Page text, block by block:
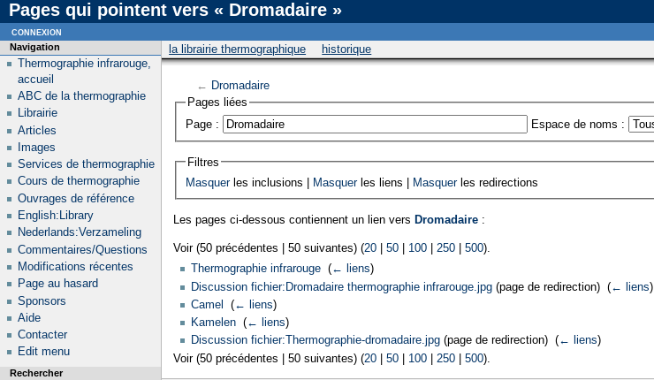
Pages qui pointent vers « Dromadaire »
la librairie thermographique historique
← Dromadaire
Pages liées
Page :
Espace de noms :
Filtres
Masquerles inclusions | Masquerles liens | Masquerles redirections
Les pages ci-dessous contiennent un lien vers Dromadaire :
Voir (50 précédentes | 50 suivantes) (20 50 100 250 500).
Thermographie infrarouge‎ (← liens)
Discussion fichier:Dromadaire thermographie infrarouge.jpg(page de redirection) ‎ (← liens)
Camel
(← liens)
Kamelen‎ (← liens)
Discussion fichier:Thermographie-dromadaire.jpg(page de redirection) ‎ (← liens)
Voir (50 précédentes | 50 suivantes) (20 | 50 | 100 | 250 | 500).
Navigation
Thermographie infrarouge,
accueil
ABC de la thermographie
Librairie
Articles
Images
Services de thermographie
Cours de thermographie
Ouvrages de référence
English:Library
Nederlands:Verzameling
Commentaires/Questions
Modifications récentes
Page au hasard
Sponsors
Aide
Contacter
Edit menu
Rechercher
connexion